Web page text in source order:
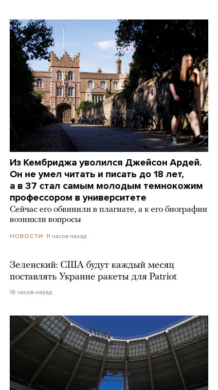
Из Кембриджа уволился Джейсон Ардей.
Он не умел читать и писать до 18 лет,
а в 37 стал самым молодым темнокожим
профессором в университете
Сейчас его обвинили в плагиате, а к его биографии
возникли вопросы
НОВОСТИ 11 часов назад
Зеленский: США будут каждый месяц
поставлять Украине ракеты для Patriot
18 часов назад